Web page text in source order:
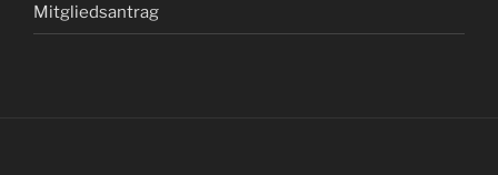
Mitgliedsantrag